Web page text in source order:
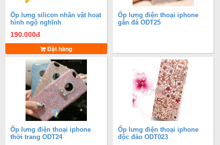
Ốp lưng silicon nhân vật hoạt
hình ngộ nghĩnh
190.000đ
Đặt hàng
Ốp lưng điện thoại iphone
gắn đá ODT25
Ốp lưng điện thoại iphone
thời trang ODT24
Ốp lưng điện thoại iphone
độc đáo ODT023